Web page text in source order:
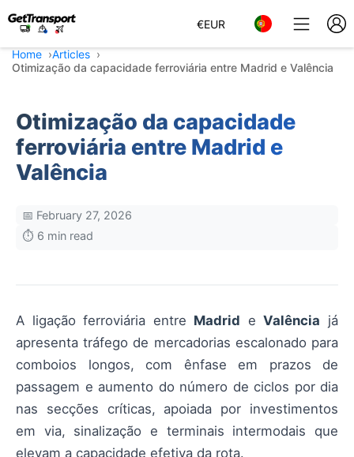
€EUR
Home
Articles
Otimização da capacidade ferroviária entre Madrid e Valência
Otimização da capacidade
ferroviária entre Madrid e
Valência
📅 February 27, 2026
⏱️ 6 min read
A ligação ferroviária entre Madrid eValência já
apresenta tráfego de mercadorias escalonado para
comboios longos, com ênfase em prazos de
passagem e aumento do número de ciclos por dia
nas secções críticas, apoiada por investimentos
em via, sinalização e terminais intermodais que
elevam a capacidade efetiva da rota.